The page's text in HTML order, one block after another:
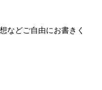
などご自由にお書きく